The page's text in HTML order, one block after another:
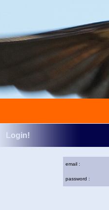
Login!
email :
password :